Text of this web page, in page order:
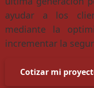
ayudar a los
mediante la
incrementar la
Cotizar mi